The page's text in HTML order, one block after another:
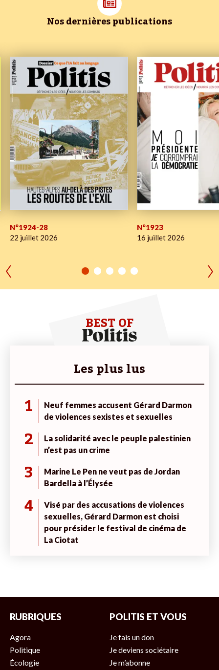
Nos dernières publications
N°1924-28
22 juillet 2026
N°1923
16 juillet 2026
BEST OF
Les plus lus
1
Neuf femmes accusent Gérard Darmon
de violences sexistes et sexuelles
2
La solidarité avec le peuple palestinien
n’est pas un crime
3
Marine Le Pen ne veut pas de Jordan
Bardella à l’Élysée
4
Visé par des accusations de violences
sexuelles, Gérard Darmon est choisi
pour présider le festival de cinéma de
La Ciotat
RUBRIQUES
Agora
Politique
Écologie
POLITIS ET VOUS
Je fais un don
Je deviens sociétaire
Je m’abonne